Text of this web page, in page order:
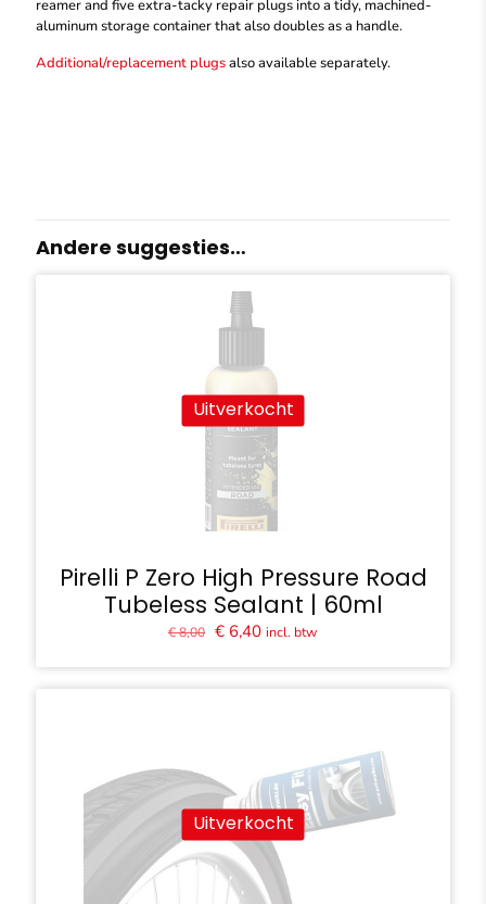
reamer and five extra-tacky repair plugs into a tidy, machined-
aluminum storage container that also doubles as a handle.
Additional/replacement plugsalso available separately.
Andere suggesties…
Uitverkocht
Pirelli P Zero High Pressure Road
Tubeless Sealant | 60ml
€8,00 Oorspronkelijke
€ 6,40Huidige
incl. btw
Uitverkocht